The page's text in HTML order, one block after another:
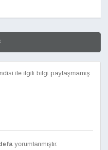
ile ilgili bilgi paylaşmamış.
yorumlanmıştır.